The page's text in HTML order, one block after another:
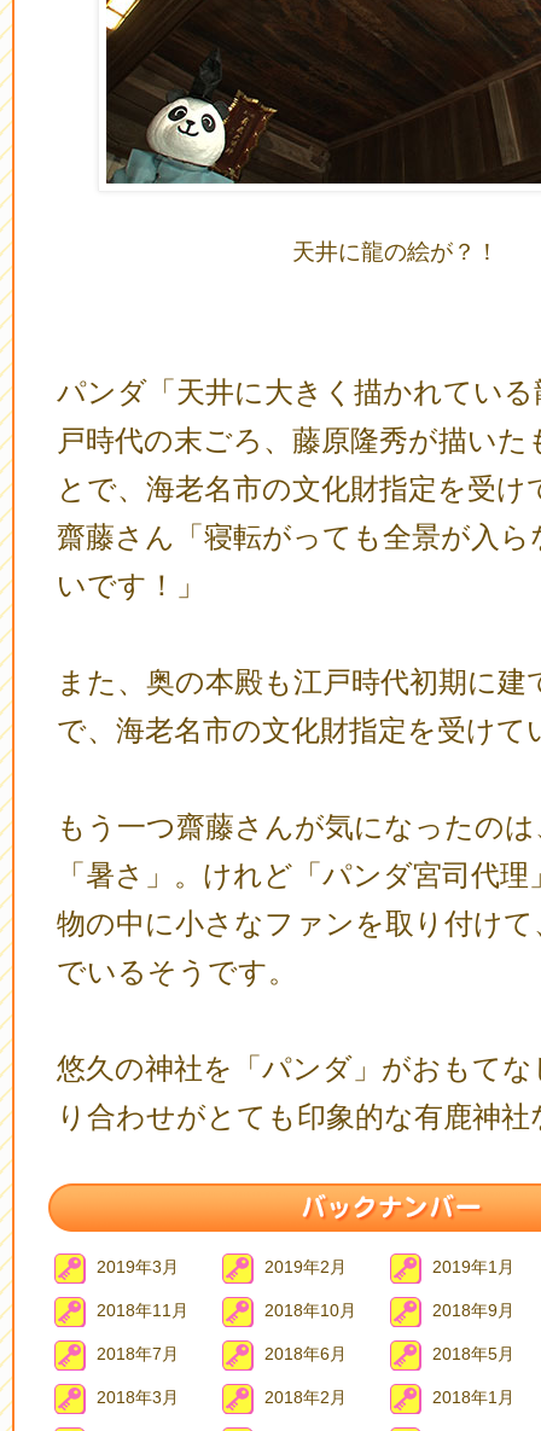
天井に龍の絵が？！
パンダ「天井に大きく描かれてい
戸時代の末ごろ、藤原隆秀が描い
とで、海老名市の文化財指定を受け
齋藤さん「寝転がっても全景が入
いです！」
また、奥の本殿も江戸時代初期に
で、海老名市の文化財指定を受けて
もう一つ齋藤さんが気になったの
「暑さ」。けれど「パンダ宮司代
物の中に小さなファンを取り付け
でいるそうです。
悠久の神社を「パンダ」がおもて
り合わせがとても印象的な有鹿神
2019年3月 2019年2月 2019年1月
2018年11月 2018年10月 2018年9月
2018年7月 2018年6月 2018年5月
2018年3月 2018年2月 2018年1月